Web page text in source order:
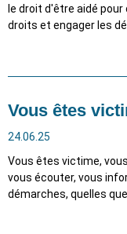
le droit d'être aidé
droits et engager les
Vous êtes
24.06.25
Vous êtes victime,
vous écouter, vous
démarches, quelles